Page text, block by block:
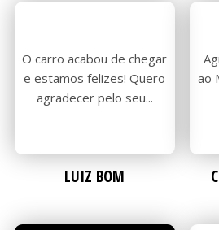
O carro acabou de chegar
e estamos felizes! Quero
agradecer pelo seu...
LUIZ BOM
ao